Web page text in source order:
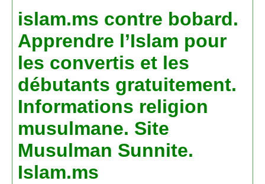
islam.ms contre bobard.
Apprendre l’Islam pour
les convertis et les
débutants gratuitement.
Informations religion
musulmane. Site
Musulman Sunnite.
Islam.ms